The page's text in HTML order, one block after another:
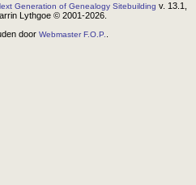
Generation of Genealogy Sitebuilding v. 13.1,
Lythgoe © 2001-2026.
door Webmaster F.O.P.